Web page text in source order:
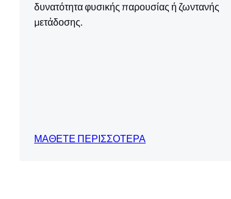
δυνατότητα φυσικής παρουσίας ή ζωντανής
μετάδοσης.
ΜΑΘΕΤΕ ΠΕΡΙΣΣΟΤΕΡΑ